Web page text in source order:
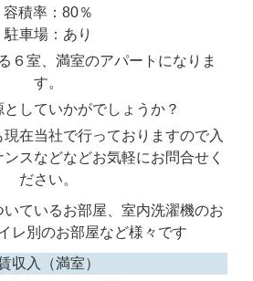
容積率：80％
駐車場：あり
６室、満室のアパートになりま
す。
していかがでしょうか？
在当社で行っておりますので入
スなどなどお気軽にお問合せく
ださい。
ているお部屋、室内洗濯機のお
レ別のお部屋など様々です
収入（満室）